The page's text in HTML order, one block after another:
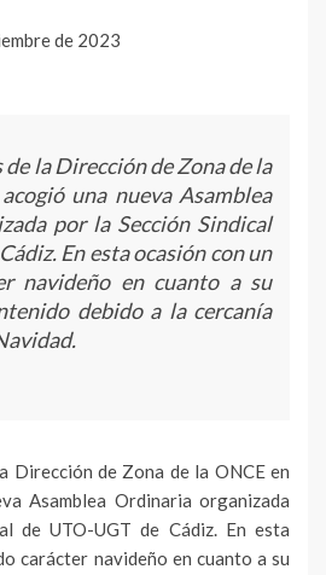
de 2023
de la Dirección de Zona de la
una nueva Asamblea
por la Sección Sindical
En esta ocasión con un
navideño en cuanto a su
debido a la cercanía
Dirección de Zona de la ONCE en
Asamblea Ordinaria organizada
de UTO-UGT de Cádiz. En esta
carácter navideño en cuanto a su